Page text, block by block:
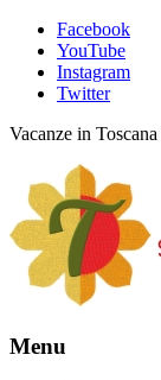
Facebook
YouTube
Instagram
Twitter
Vacanze in Toscana
Menu